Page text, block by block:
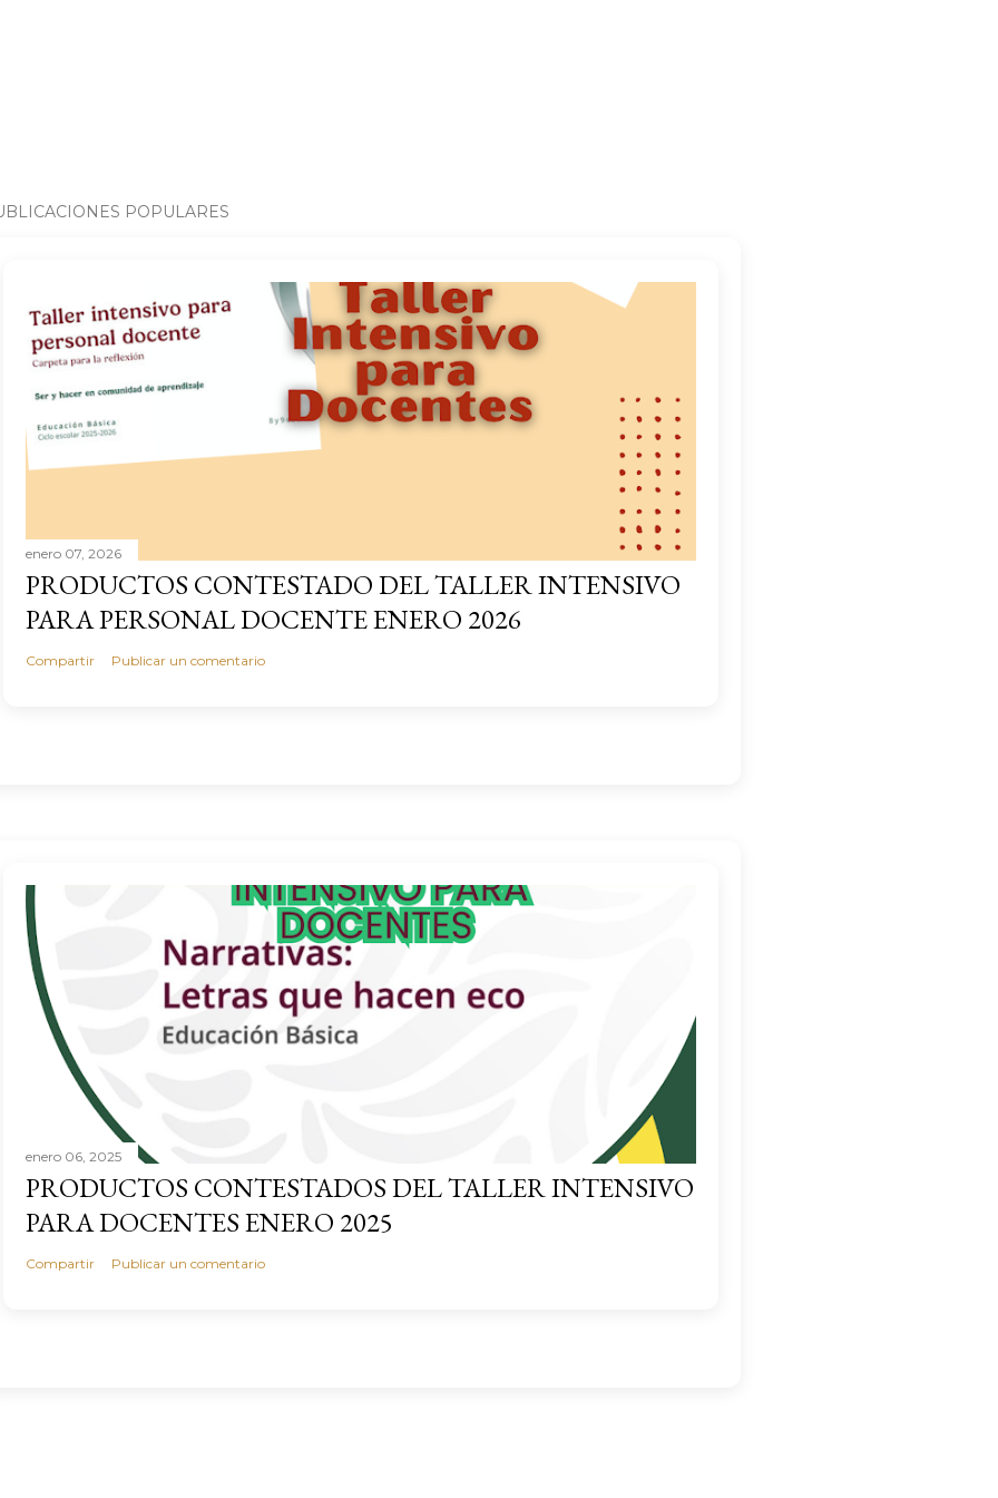
POPULARES
enero 07, 2026
PRODUCTOS CONTESTADO DEL TALLER INTENSIVO
PARA PERSONAL DOCENTE ENERO 2026
Compartir Publicar un comentario
enero 06, 2025
PRODUCTOS CONTESTADOS DEL TALLER INTENSIVO
PARA DOCENTES ENERO 2025
Compartir Publicar un comentario